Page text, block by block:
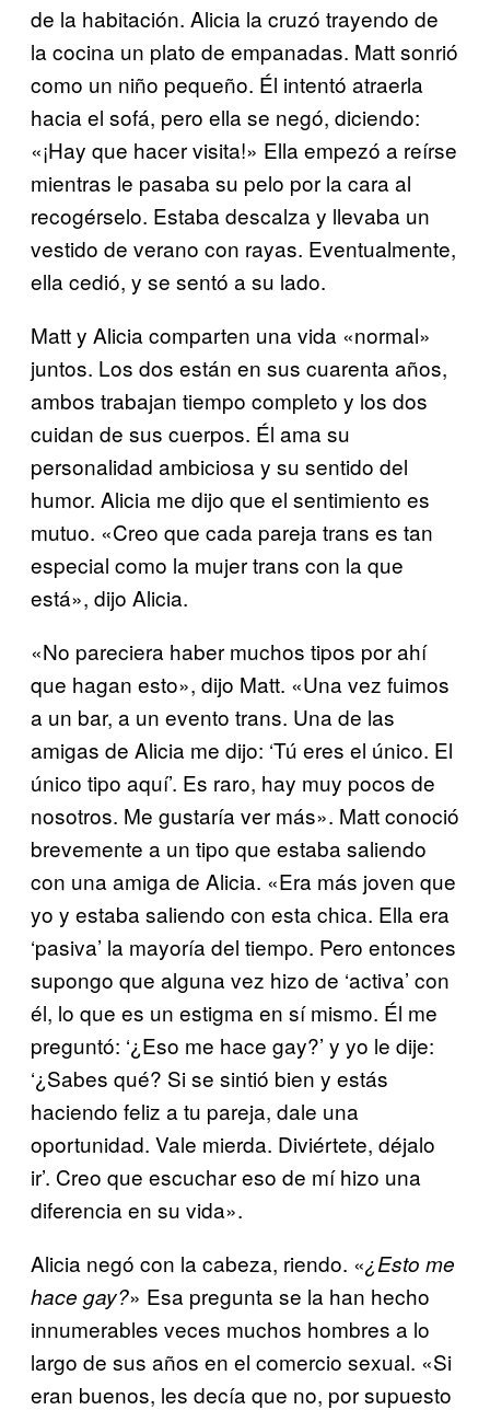
de la habitación. Alicia la cruzó trayendo de
la cocina un plato de empanadas. Matt sonrió
como un niño pequeño. Él intentó atraerla
hacia el sofá, pero ella se negó, diciendo:
«¡Hay que hacer visita!» Ella empezó a reírse
mientras le pasaba su pelo por la cara al
recogérselo. Estaba descalza y llevaba un
vestido de verano con rayas. Eventualmente,
ella cedió, y se sentó a su lado.
Matt y Alicia comparten una vida «normal»
juntos. Los dos están en sus cuarenta años,
ambos trabajan tiempo completo y los dos
cuidan de sus cuerpos. Él ama su
personalidad ambiciosa y su sentido del
humor. Alicia me dijo que el sentimiento es
mutuo. «Creo que cada pareja trans es tan
especial como la mujer trans con la que
está», dijo Alicia.
«No pareciera haber muchos tipos por ahí
que hagan esto», dijo Matt. «Una vez fuimos
a un bar, a un evento trans. Una de las
amigas de Alicia me dijo: ‘Tú eres el único. El
único tipo aquí’. Es raro, hay muy pocos de
nosotros. Me gustaría ver más». Matt conoció
brevemente a un tipo que estaba saliendo
con una amiga de Alicia. «Era más joven que
yo y estaba saliendo con esta chica. Ella era
‘pasiva’ la mayoría del tiempo. Pero entonces
supongo que alguna vez hizo de ‘activa’ con
él, lo que es un estigma en sí mismo. Él me
preguntó: ‘¿Eso me hace gay?’ y yo le dije:
‘¿Sabes qué? Si se sintió bien y estás
haciendo feliz a tu pareja, dale una
oportunidad. Vale mierda. Diviértete, déjalo
ir’. Creo que escuchar eso de mí hizo una
diferencia en su vida».
Alicia negó con la cabeza, riendo. «¿Esto me
hace gay?» Esa pregunta se la han hecho
innumerables veces muchos hombres a lo
largo de sus años en el comercio sexual. «Si
eran buenos, les decía que no, por supuesto